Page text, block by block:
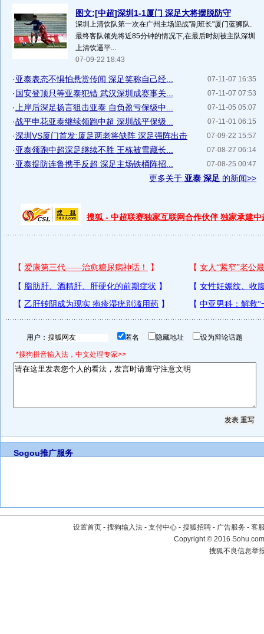
图文:[中超]深圳1-1厦门 深足大将摆脱防守
深圳上清饮队第一次在广州主场迎战"副班长"厦门蓝狮队.
最终客队领先将近85分钟的情况下,在最后时刻被主队深圳
上清饮逼平...
07-09-22 18:43
07-11-07 16:35
·亚泰表态不惧怕悬赏传闻 深足笑称自己经...
07-11-07 07:53
·国安登顶只等亚泰犯错 武汉深圳成赛事关...
07-11-05 05:07
· 上岸后深足扬言狙击亚泰 自负盈亏保级中...
07-11-01 06:15
·战平申花亚泰继续领跑中超 深圳战平保级...
07-09-22 15:57
·深圳VS厦门首发:厦足两老将缺阵 深足强阵出击
07-08-27 06:14
·亚泰领跑中超深足继续不胜 王栋被雪藏长...
07-08-25 00:47
·亚泰提防连鲁携手反超 深足主场铁桶阵招...
更多关于 亚泰 深足 的新闻>>
搜狐 - 中超联赛独家互联网合作伙伴 独家承建中
用户： 匿名 隐藏地址 设为辩论话题
*搜狗拼音输入法，中文处理专家>>
Sogou推广服务
设置首页 - 搜狗输入法 - 支付中心 - 搜狐招聘 - 广告服务 - 客
Copyright©2016
搜狐不良信息举